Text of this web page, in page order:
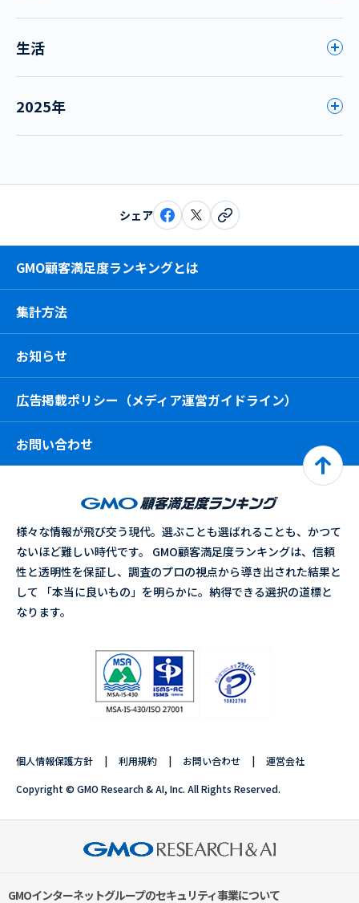
生活
2025年
シェア
GMO顧客満足度ランキングとは
集計方法
お知らせ
広告掲載ポリシー（メディア運営ガイドライン）
お問い合わせ
様々な情報が飛び交う現代。選ぶことも選ばれることも、かつて
ないほど難しい時代です。 GMO顧客満足度ランキングは、信頼
性と透明性を保証し、調査のプロの視点から導き出された結果と
して 「本当に良いもの」を明らかに。納得できる選択の道標と
なります。
個人情報保護方針 利用規約 お問い合わせ 運営会社
Copyright © GMO Research & AI, Inc. All Rights Reserved.
GMOインターネットグループのセキュリティ事業について